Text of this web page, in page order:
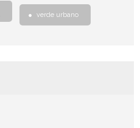
verde urbano